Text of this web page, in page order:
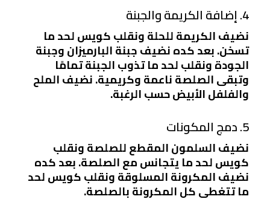
4. إضافة الكريمة والجبنة
نضيف الكريمة للحلة ونقلب كويس لحد ما
تسخن. بعد كده نضيف جبنة البارميزان وجبنة
الجودة ونقلب لحد ما تذوب الجبنة تمامًا
وتبقى الصلصة ناعمة وكريمية. نضيف الملح
والفلفل الأبيض حسب الرغبة.
5. دمج المكونات
نضيف السلمون المقطع للصلصة ونقلب
كويس لحد ما يتجانس مع الصلصة. بعد كده
نضيف المكرونة المسلوقة ونقلب كويس لحد
ما تتغطى كل المكرونة بالصلصة.